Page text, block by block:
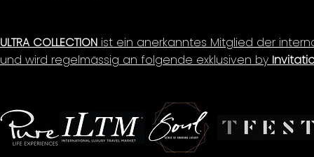
ULTRA COLLECTION ist ein anerkanntes Mitglied der
und wird regelmässig an folgende exklusiven by